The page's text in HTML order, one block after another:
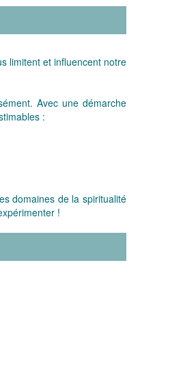
limitent et influencent notre
Avec une démarche
:
domaines de la spiritualité
!